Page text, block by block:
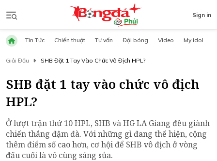
Sign in
Tin Tức Chiến thuật Tư vấn Đội bóng Video My idol
Giải Đấu SHB Đặt 1 Tay Vào Chức Vô Địch HPL?
SHB đặt 1 tay vào chức vô địch
HPL?
Ở lượt trận thứ 10 HPL, SHB và HG LA Giang đều giành
chiến thắng đậm đà. Với những gì đang thể hiện, cộng
thêm điểm số cao hơn, cơ hội để SHB vô địch ở vòng
đấu cuối là vô cùng sáng sủa.